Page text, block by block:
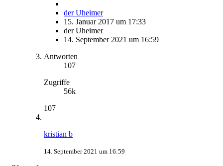
der Uheimer
15. Januar 2017 um 17:33
der Uheimer
14. September 2021 um 16:59
Antworten
107
Zugriffe
56k
107
kristian b
14. September 2021 um 16:59